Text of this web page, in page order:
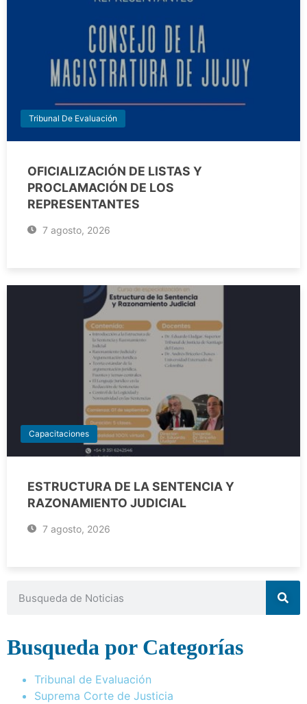
Tribunal De Evaluación
OFICIALIZACIÓN DE LISTAS Y
PROCLAMACIÓN DE LOS
REPRESENTANTES
7 agosto, 2026
Capacitaciones
ESTRUCTURA DE LA SENTENCIA Y
RAZONAMIENTO JUDICIAL
7 agosto, 2026
Busqueda por Categorías
Tribunal de Evaluación
Suprema Corte de Justicia